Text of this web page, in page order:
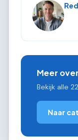
Meer
Bekijk alle
Naar